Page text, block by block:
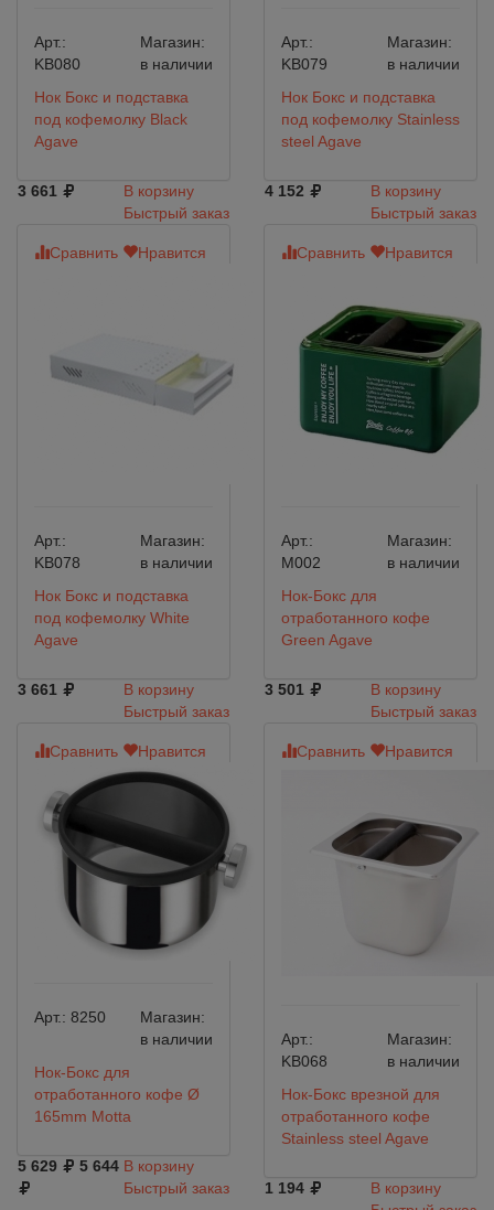
Арт.:
KB080
Магазин:
в наличии
Нок Бокс и подставка
под кофемолку Black
Agave
3 661
В корзину
Быстрый заказ
Арт.:
KB079
Магазин:
в наличии
Нок Бокс и подставка
под кофемолку Stainless
steel Agave
4 152
В корзину
Быстрый заказ
Сравнить Нравится
Арт.:
KB078
Магазин:
в наличии
Нок Бокс и подставка
под кофемолку White
Agave
3 661
В корзину
Быстрый заказ
Сравнить Нравится
Арт.:
M002
Магазин:
в наличии
Нок-Бокс для
отработанного кофе
Green Agave
3 501
В корзину
Быстрый заказ
Сравнить Нравится
Арт.: 8250
Магазин:
в наличии
Нок-Бокс для
отработанного кофе Ø
165mm Motta
5 629 5 644 В корзину
Быстрый заказ
Сравнить Нравится
Арт.:
KB068
Магазин:
в наличии
Нок-Бокс врезной для
отработанного кофе
Stainless steel Agave
1 194
В корзину